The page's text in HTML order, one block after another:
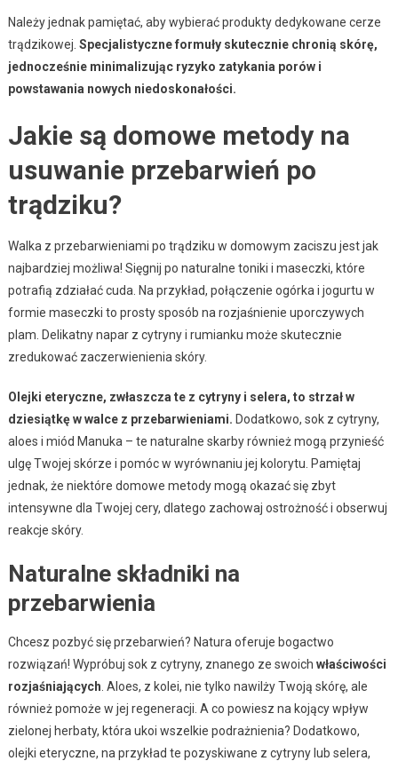
Należy jednak pamiętać, aby wybierać produkty dedykowane cerze
trądzikowej. Specjalistyczne formuły skutecznie chronią skórę,
jednocześnie minimalizując ryzyko zatykania porów i
powstawania nowych niedoskonałości.
Jakie są domowe metody na
usuwanie przebarwień po
trądziku?
Walka z przebarwieniami po trądziku w domowym zaciszu jest jak
najbardziej możliwa! Sięgnij po naturalne toniki i maseczki, które
potrafią zdziałać cuda. Na przykład, połączenie ogórka i jogurtu w
formie maseczki to prosty sposób na rozjaśnienie uporczywych
plam. Delikatny napar z cytryny i rumianku może skutecznie
zredukować zaczerwienienia skóry.
Olejki eteryczne, zwłaszcza te z cytryny i selera, to strzał w
dziesiątkę w walce z przebarwieniami. Dodatkowo, sok z cytryny,
aloes i miód Manuka – te naturalne skarby również mogą przynieść
ulgę Twojej skórze i pomóc w wyrównaniu jej kolorytu. Pamiętaj
jednak, że niektóre domowe metody mogą okazać się zbyt
intensywne dla Twojej cery, dlatego zachowaj ostrożność i obserwuj
reakcje skóry.
Naturalne składniki na
przebarwienia
Chcesz pozbyć się przebarwień? Natura oferuje bogactwo
rozwiązań! Wypróbuj sok z cytryny, znanego ze swoich właściwości
rozjaśniających . Aloes, z kolei, nie tylko nawilży Twoją skórę, ale
również pomoże w jej regeneracji. A co powiesz na kojący wpływ
zielonej herbaty, która ukoi wszelkie podrażnienia? Dodatkowo,
olejki eteryczne, na przykład te pozyskiwane z cytryny lub selera,